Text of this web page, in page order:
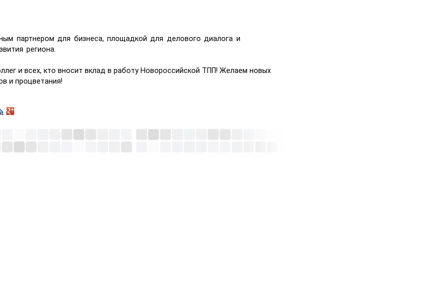
партнером для бизнеса, площадкой для делового диалога и
региона.
и всех, кто вносит вклад в работу Новороссийской ТПП! Желаем новых
и процветания!